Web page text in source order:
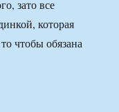
зато все
которая
чтобы обязана